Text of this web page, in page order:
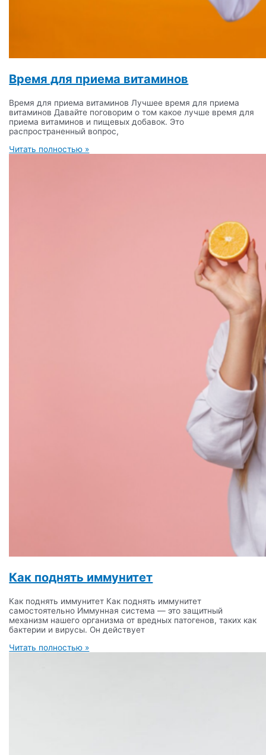
Время для приема витаминов
Время для приема витаминов Лучшее время для приема
витаминов Давайте поговорим о том какое лучше время для
приема витаминов и пищевых добавок. Это
распространенный вопрос,
Читать полностью »
Как поднять иммунитет
Как поднять иммунитет Как поднять иммунитет
самостоятельно Иммунная система — это защитный
механизм нашего организма от вредных патогенов, таких как
бактерии и вирусы. Он действует
Читать полностью »